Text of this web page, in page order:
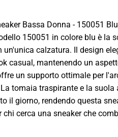
Bassa Donna - 150051
150051 in colore blu è la
calzatura. Il design
casual, mantenendo un
un supporto ottimale per
tomaia traspirante e la
il giorno, rendendo questa
cerca una sneaker che